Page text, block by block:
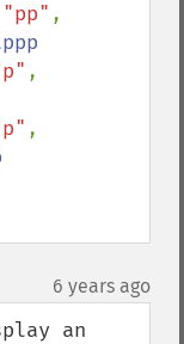
"pp"
6 years ago
an